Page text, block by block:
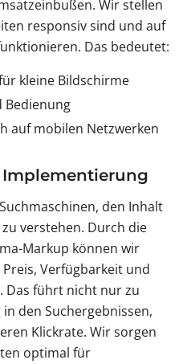
Wir stellen
responsiv sind und auf
Das bedeutet:
kleine Bildschirme
Bedienung
auf mobilen Netzwerken
den Inhalt
verstehen. Durch die
Markup können wir
Verfügbarkeit und
Das führt nicht nur zu
den Suchergebnissen,
Klickrate. Wir sorgen
optimal für